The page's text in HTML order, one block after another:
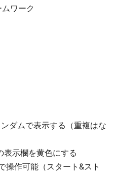
ワーク
ダムで表示する（重複はな
示欄を黄色にする
作可能（スタート&スト